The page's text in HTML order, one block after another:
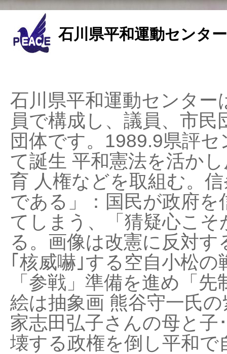
石川県平和運動センタ
石川県平和運動センタ
員で構成し、議員、市
団体です。1989.9県評
て誕生 平和憲法を活か
育 人権などを取組む。
である」：国民が政府
てしまう、「猜疑心こ
る。画像は改憲に反対
｢核威嚇｣する空自小松
「参戦」準備を進め「
絵は抽象画 熊谷守一氏
家志田弘子さんの母と子
壊する政権を倒し平和